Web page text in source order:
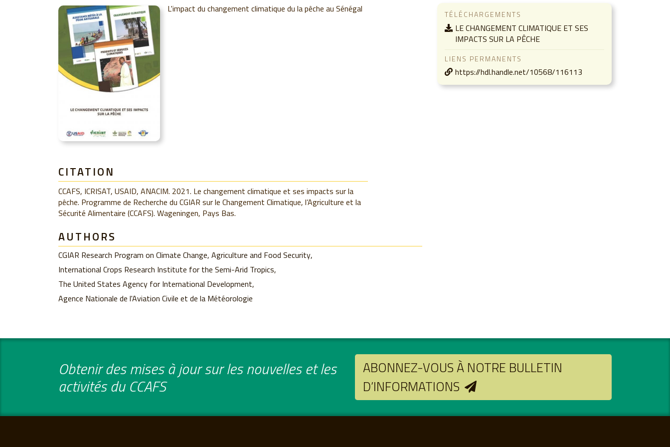
L'impact du changement climatique du la pêche au Sénégal
CITATION
CCAFS, ICRISAT, USAID, ANACIM. 2021. Le changement climatique et ses impacts sur la
pêche. Programme de Recherche du CGIAR sur le Changement Climatique, l’Agriculture et la
Sécurité Alimentaire (CCAFS). Wageningen, Pays Bas.
AUTHORS
CGIAR Research Program on Climate Change, Agriculture and Food Security
International Crops Research Institute for the Semi-Arid Tropics
The United States Agency for International Development
Agence Nationale de l'Aviation Civile et de la Météorologie
TÉLÉCHARGEMENTS
LE CHANGEMENT CLIMATIQUE ET SES
IMPACTS SUR LA PÊCHE
LIENS PERMANENTS
https://hdl.handle.net/10568/116113
Obtenir des mises à jour sur les nouvelles et les
activités du CCAFS
ABONNEZ-VOUS À NOTRE BULLETIN
D’INFORMATIONS